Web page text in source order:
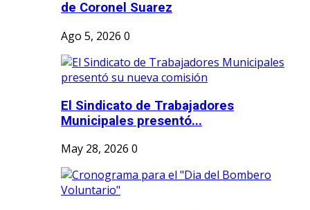
de Coronel Suarez
Ago 5, 2026 0
El Sindicato de Trabajadores
Municipales presentó...
May 28, 2026 0